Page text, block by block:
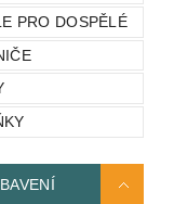
PRO DOSPĚLÉ